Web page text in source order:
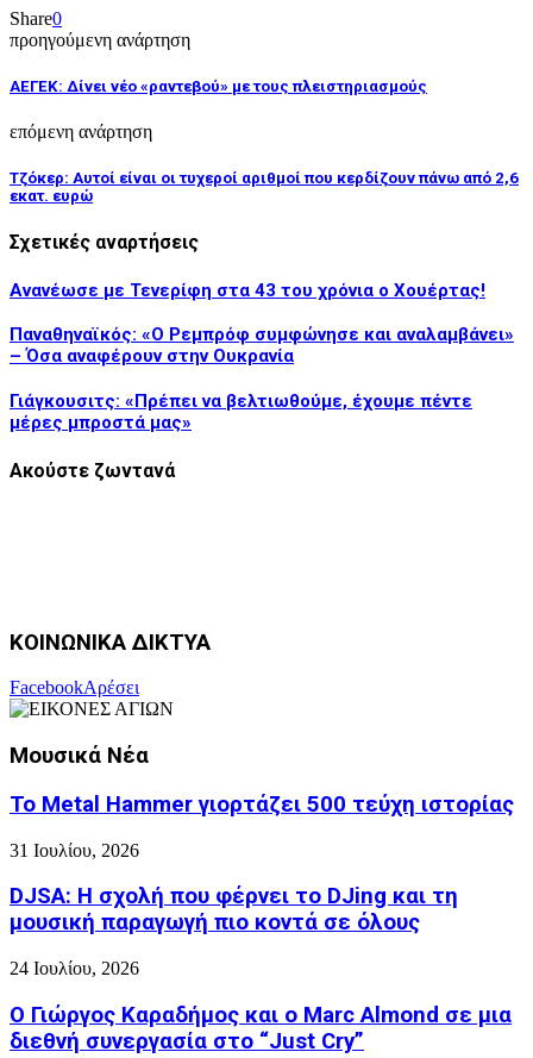
Share0
προηγούμενη ανάρτηση
ΑΕΓΕΚ: Δίνει νέο «ραντεβού» με τους πλειστηριασμούς
επόμενη ανάρτηση
Τζόκερ: Αυτοί είναι οι τυχεροί αριθμοί που κερδίζουν πάνω από 2,6
εκατ. ευρώ
Σχετικές αναρτήσεις
Ανανέωσε με Τενερίφη στα 43 του χρόνια ο Χουέρτας!
Παναθηναϊκός: «Ο Ρεμπρόφ συμφώνησε και αναλαμβάνει»
– Όσα αναφέρουν στην Ουκρανία
Γιάγκουσιτς: «Πρέπει να βελτιωθούμε, έχουμε πέντε
μέρες μπροστά μας»
Ακούστε ζωντανά
ΚΟΙΝΩΝΙΚΑ ΔΙΚΤΥΑ
FacebookΑρέσει
Μουσικά Νέα
Το Metal Hammer γιορτάζει 500 τεύχη ιστορίας
31 Ιουλίου, 2026
DJSA: Η σχολή που φέρνει το DJing και τη
μουσική παραγωγή πιο κοντά σε όλους
24 Ιουλίου, 2026
Ο Γιώργος Καραδήμος και ο Marc Almond σε μια
διεθνή συνεργασία στο “Just Cry”